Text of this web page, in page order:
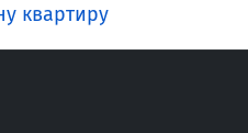
квартиру